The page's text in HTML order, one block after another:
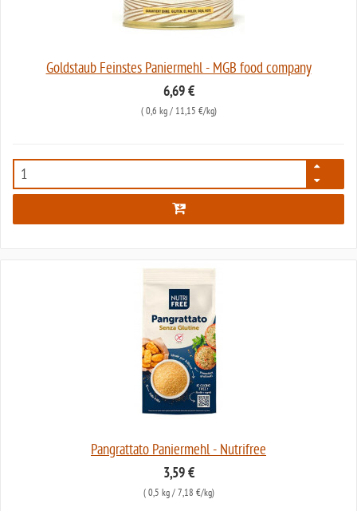
Goldstaub Feinstes Paniermehl - MGB food company
6,69 €
( 0,6 kg/ 11,15 €/kg)
1321
Pangrattato Paniermehl - Nutrifree
3,59 €
( 0,5 kg/ 7,18 €/kg)